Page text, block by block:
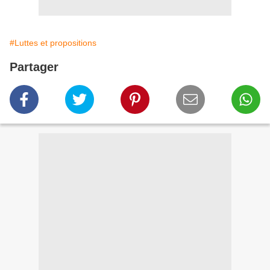
#Luttes et propositions
Partager